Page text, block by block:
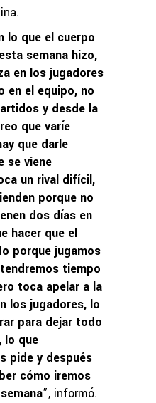
lo que el cuerpo
semana hizo,
en los jugadores
en el equipo, no
y desde la
que varíe
que darle
se viene
un rival difícil,
porque no
dos días en
hacer que el
porque jugamos
tiempo
toca apelar a la
los jugadores, lo
para dejar todo
lo que
pide y después
cómo iremos
”, informó.